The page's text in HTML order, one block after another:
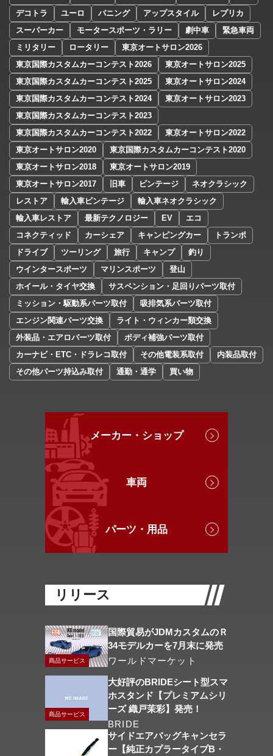
デコトラ
ユーロ バニング アップスタイル
レプリカ
スーパーカー
モータースポーツ・ラリー 劇中車
緊急車両
ミリタリー
ロータリー
東京オートサロン2026
東京国際カスタムカーコンテスト2026
東京オートサロン2025
東京国際カスタムカーコンテスト2025
東京オートサロン2024
東京国際カスタムカーコンテスト2024
東京オートサロン2023
東京国際カスタムカーコンテスト2023
東京国際カスタムカーコンテスト2022
東京オートサロン2022
東京オートサロン2020
東京国際カスタムカーコンテスト2020
東京オートサロン2018
東京オートサロン2019
東京オートサロン2017
旧車 ビンテージ
ネオクラシック
レストア
輸入車ビンテージ
輸入車ネオクラシック
輸入車レストア
最新テクノロジー EV
エコ
コネクティッド
カーシェア キャンピングカー
トランポ
ドライブ
ツーリング 旅行 キャンプ
釣り
ウインタースポーツ
マリンスポーツ
登山
ホイール・タイヤ交換
サスペンション・足回りパーツ取付
ミッション・駆動系パーツ取付
吸排気系パーツ取付
エンジン関連パーツ交換
ライト・ウィンカー類交換
外装品・エアロパーツ取付
ボディ補強パーツ取付
カーナビ・ETC・ドラレコ取付
その他電装系取付
内装品取付
その他パーツ持込み取付
通勤・通学 買い物
メーカー・ショップ
車両
パーツ・用品
リリース
商品サービス
国際貿易がJDMカスタムのＲ
34モデルカーを7月末に発売
ワールドマーケット
商品サービス
大好評のBRIDEシート型スマ
ホスタンド【プレミアムシリ
ーズ 織戸茉彩】発売！
BRIDE
サイドエアバッグキャンセラ
ー【純正カプラータイプB・